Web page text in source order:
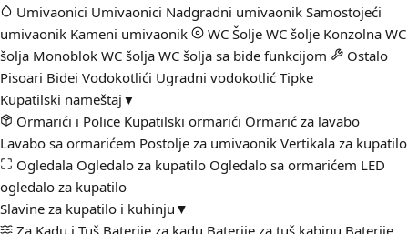
Umivaonici Umivaonici Nadgradni umivaonik Samostojeći
umivaonik Kameni umivaonik WC Šolje WC šolje Konzolna WC
šolja Monoblok WC šolja WC šolja sa bide funkcijom
Ostalo
Pisoari Bidei Vodokotlići Ugradni vodokotlić Tipke
Kupatilski nameštaj ▼
Ormarići i Police Kupatilski ormarići Ormarić za lavabo
Lavabo sa ormarićem Postolje za umivaonik Vertikala za kupatilo
Ogledala Ogledalo za kupatilo Ogledalo sa ormarićem LED
ogledalo za kupatilo
Slavine za kupatilo i kuhinju ▼
Za Kadu i Tuš Baterije za kadu Baterije za tuš kabinu Baterije